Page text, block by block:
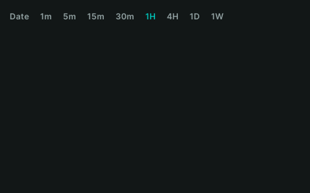
Date 1m 5m 15m 30m 1H 4H 1D 1W